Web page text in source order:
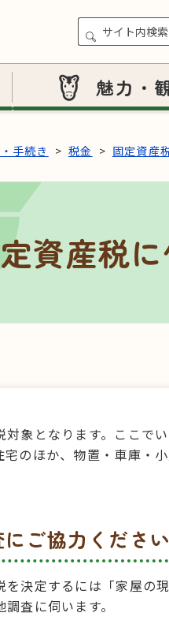
魅力・
手続き 税金 固定資産
資産税
象となります。ここで
宅のほか、物置・車庫・
ご協力ください
を決定するには「家屋の
査に伺います。